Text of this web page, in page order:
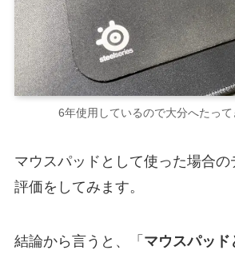
6年使用しているので大分へたって
マウスパッドとして使った場合
評価をしてみます。
結論から言うと、「 マウスパッ